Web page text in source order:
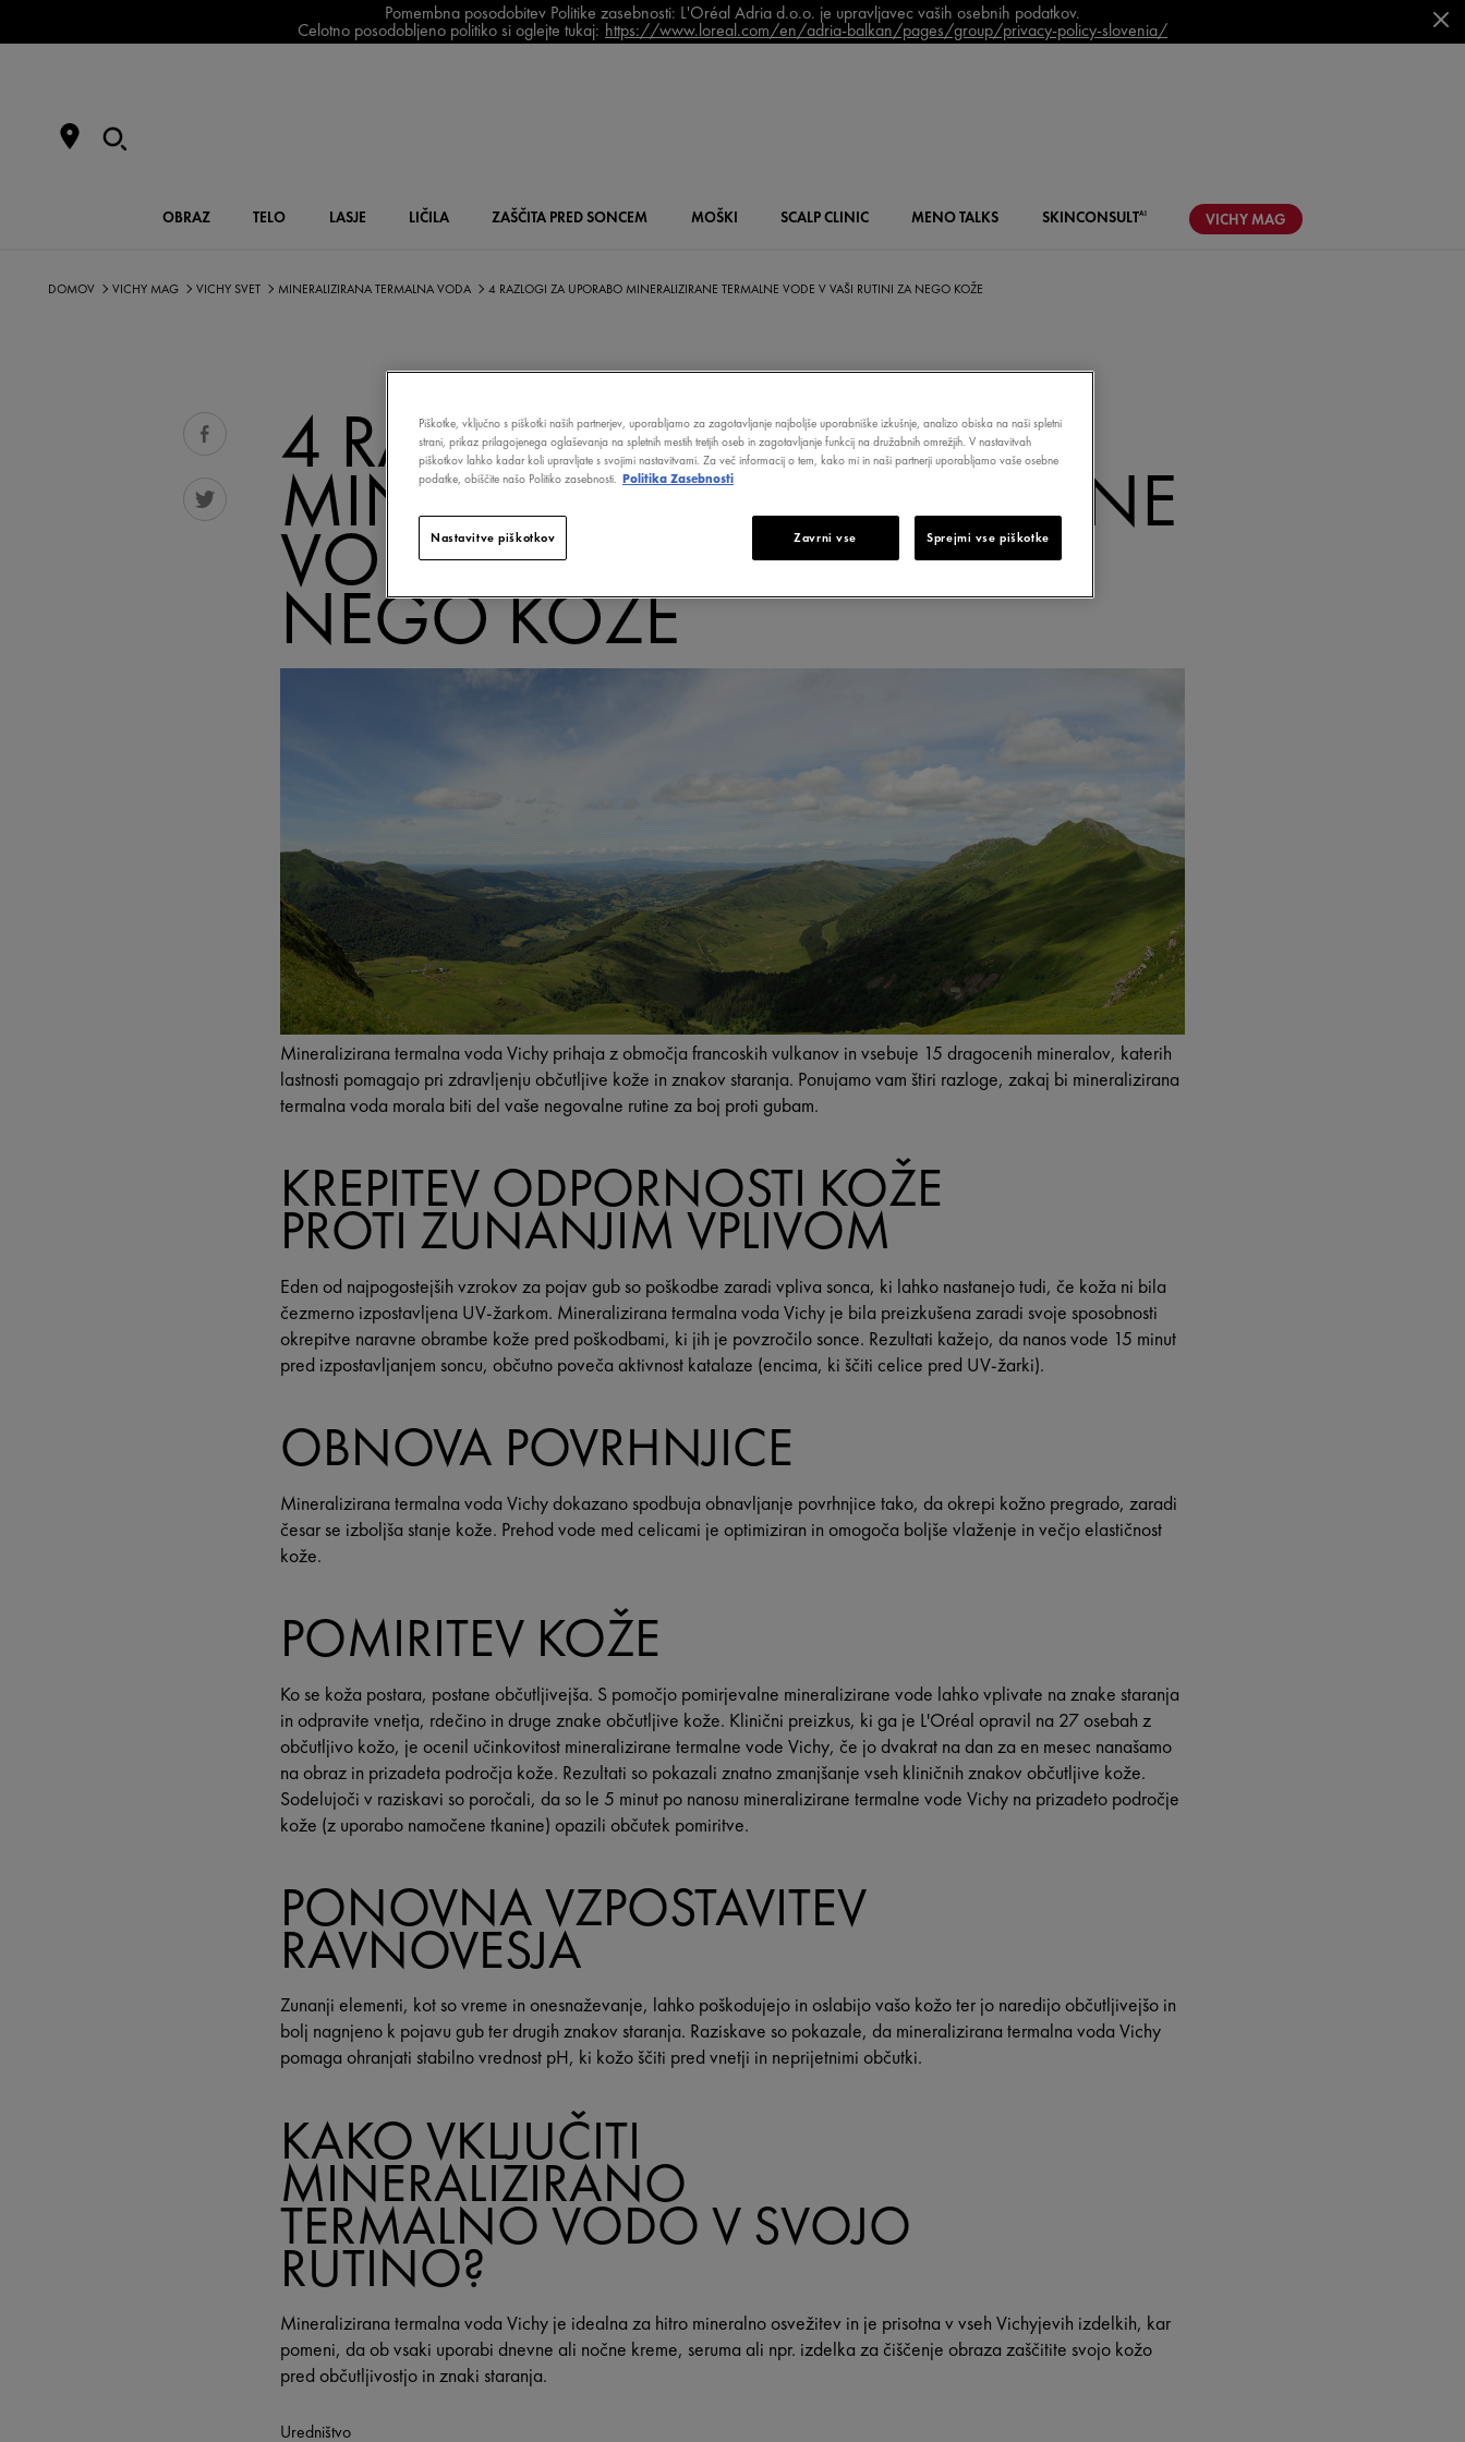
Pomembna posodobitev Politike zasebnosti: L'Oréal Adria d.o.o. je upravljavec vaših osebnih podatkov.
Celotno posodobljeno politiko si oglejte tukaj: https://www.loreal.com/en/adria-balkan/pages/group/privacy-policy-slovenia/
OBRAZ TELO LASJE LIČILA ZAŠČITA PRED SONCEM MOŠKI SCALPCLINIC MENOTALKS SKINCONSULTAI VICHY MAG
DOMOV VICHY MAG VICHY SVET MINERALIZIRANA TERMALNA VODA 4 RAZLOGI ZA UPORABO MINERALIZIRANE TERMALNE VODE V VAŠI RUTINI ZA NEGO KOŽE
4 RAZLOGI ZA UPORABO
MINERALIZIRANE TERMALNE
VODE V VAŠI RUTINI ZA
NEGO KOŽE
Mineralizirana termalna voda Vichy prihaja z območja francoskih vulkanov in vsebuje 15 dragocenih mineralov, katerih
lastnosti pomagajo pri zdravljenju občutljive kože in znakov staranja. Ponujamo vam štiri razloge, zakaj bi mineralizirana
termalna voda morala biti del vaše negovalne rutine za boj proti gubam.
KREPITEV ODPORNOSTI KOŽE
PROTI ZUNANJIM VPLIVOM
Eden od najpogostejših vzrokov za pojav gub so poškodbe zaradi vpliva sonca, ki lahko nastanejo tudi, če koža ni bila
čezmerno izpostavljena UV-žarkom. Mineralizirana termalna voda Vichy je bila preizkušena zaradi svoje sposobnosti
okrepitve naravne obrambe kože pred poškodbami, ki jih je povzročilo sonce. Rezultati kažejo, da nanos vode 15 minut
pred izpostavljanjem soncu, občutno poveča aktivnost katalaze (encima, ki ščiti celice pred UV-žarki).
OBNOVA POVRHNJICE
Mineralizirana termalna voda Vichy dokazano spodbuja obnavljanje povrhnjice tako, da okrepi kožno pregrado, zaradi
česar se izboljša stanje kože. Prehod vode med celicami je optimiziran in omogoča boljše vlaženje in večjo elastičnost
kože.
POMIRITEV KOŽE
Ko se koža postara, postane občutljivejša. S pomočjo pomirjevalne mineralizirane vode lahko vplivate na znake staranja
in odpravite vnetja, rdečino in druge znake občutljive kože. Klinični preizkus, ki ga je L'Oréal opravil na 27 osebah z
občutljivo kožo, je ocenil učinkovitost mineralizirane termalne vode Vichy, če jo dvakrat na dan za en mesec nanašamo
na obraz in prizadeta področja kože. Rezultati so pokazali znatno zmanjšanje vseh kliničnih znakov občutljive kože.
Sodelujoči v raziskavi so poročali, da so le 5 minut po nanosu mineralizirane termalne vode Vichy na prizadeto področje
kože (z uporabo namočene tkanine) opazili občutek pomiritve.
PONOVNA VZPOSTAVITEV
RAVNOVESJA
Zunanji elementi, kot so vreme in onesnaževanje, lahko poškodujejo in oslabijo vašo kožo ter jo naredijo občutljivejšo in
bolj nagnjeno k pojavu gub ter drugih znakov staranja. Raziskave so pokazale, da mineralizirana termalna voda Vichy
pomaga ohranjati stabilno vrednost pH, ki kožo ščiti pred vnetji in neprijetnimi občutki.
KAKO VKLJUČITI
MINERALIZIRANO
TERMALNO VODO V SVOJO
RUTINO?
Mineralizirana termalna voda Vichy je idealna za hitro mineralno osvežitev in ​​je prisotna v vseh Vichyjevih izdelkih, kar
pomeni, da ob vsaki uporabi dnevne ali nočne kreme, seruma ali npr. izdelka za čiščenje obraza zaščitite svojo kožo
pred občutljivostjo in znaki staranja.
Uredništvo
Piškotke, vključno s piškotki naših partnerjev, uporabljamo za zagotavljanje najboljše uporabniške izkušnje, analizo obiska na naši spletni
strani, prikaz prilagojenega oglaševanja na spletnih mestih tretjih oseb in zagotavljanje funkcij na družabnih omrežjih. V nastavitvah
piškotkov lahko kadar koli upravljate s svojimi nastavitvami. Za več informacij o tem, kako mi in naši partnerji uporabljamo vaše osebne
podatke, obiščite našo Politiko zasebnosti. Politika Zasebnosti
Nastavitve piškotkov Zavrni vse Sprejmi vse piškotke